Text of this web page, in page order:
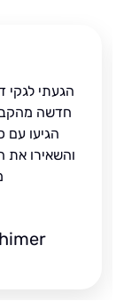
הגעתי לגקי דרך
חדשה מהקבלן
הגיעו עם כל
והשאירו את הבית
משמעית